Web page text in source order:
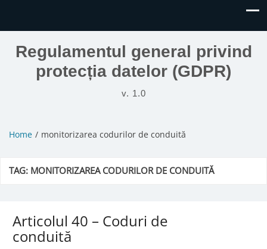
Regulamentul general privind
protecția datelor (GDPR)
v. 1.0
Home monitorizarea codurilor de conduită
TAG: MONITORIZAREA CODURILOR DE CONDUITĂ
Articolul 40 – Coduri de
conduită